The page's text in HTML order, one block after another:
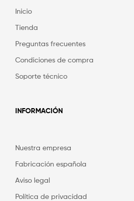
Inicio
Tienda
Preguntas frecuentes
Condiciones de compra
Soporte técnico
INFORMACIÓN
Nuestra empresa
Fabricación española
Aviso legal
Política de privacidad